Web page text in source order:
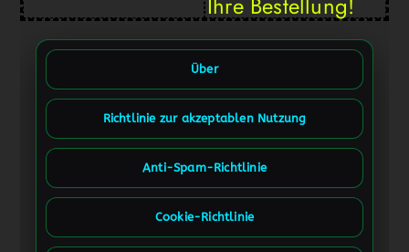
Über
Richtlinie zur akzeptablen Nutzung
Anti-Spam-Richtlinie
Cookie-Richtlinie